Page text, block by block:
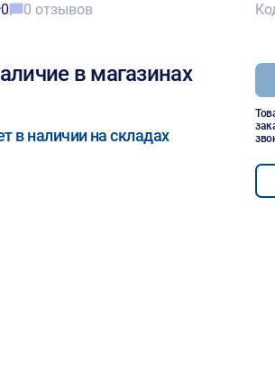
0 0 отзывов
в магазинах
в наличии на складах